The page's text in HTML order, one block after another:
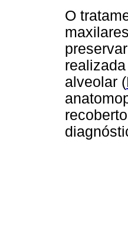
O
alveolar (